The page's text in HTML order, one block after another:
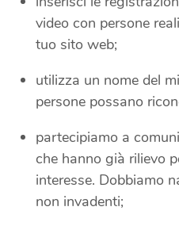
video con persone reali
tuo sito web;
utilizza un nome del
persone possano
partecipiamo a
che hanno già rilievo
interesse. Dobbiamo
non invadenti;